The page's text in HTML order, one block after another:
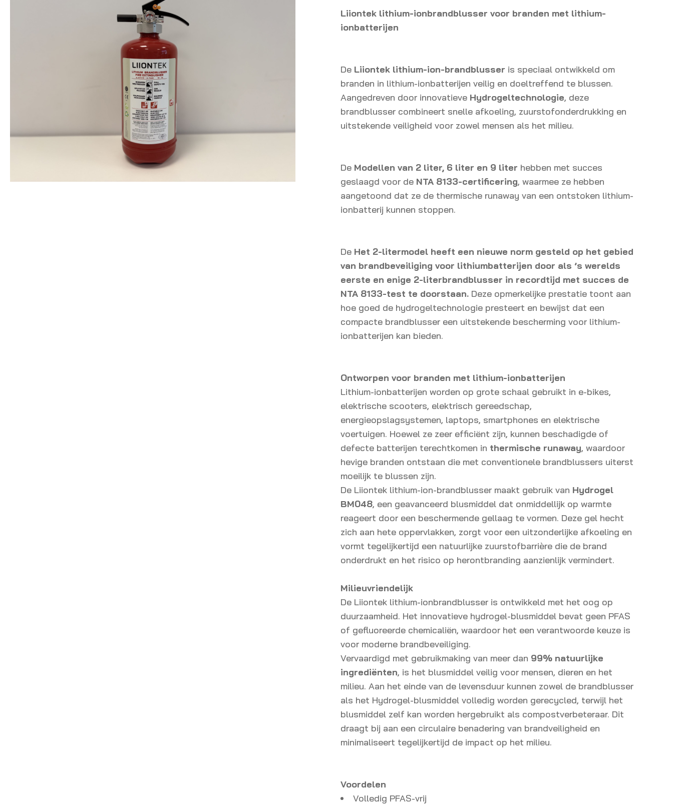
Liiontek lithium-ionbrandblusser voor branden met lithium-
ionbatterijen
De Liiontek lithium-ion-brandblusser is speciaal ontwikkeld om
branden in lithium-ionbatterijen veilig en doeltreffend te blussen.
Aangedreven door innovatieve Hydrogeltechnologie, deze
brandblusser combineert snelle afkoeling, zuurstofonderdrukking en
uitstekende veiligheid voor zowel mensen als het milieu.
De Modellen van 2 liter, 6 liter en 9 liter hebben met succes
geslaagd voor de NTA 8133-certificering, waarmee ze hebben
aangetoond dat ze de thermische runaway van een ontstoken lithium-
ionbatterij kunnen stoppen.
De Het 2-litermodel heeft een nieuwe norm gesteld op het gebied
van brandbeveiliging voor lithiumbatterijen door als ’s werelds
eerste en enige 2-literbrandblusser in recordtijd met succes de
NTA 8133-test te doorstaan. Deze opmerkelijke prestatie toont aan
hoe goed de hydrogeltechnologie presteert en bewijst dat een
compacte brandblusser een uitstekende bescherming voor lithium-
ionbatterijen kan bieden.
Ontworpen voor branden met lithium-ionbatterijen
Lithium-ionbatterijen worden op grote schaal gebruikt in e-bikes,
elektrische scooters, elektrisch gereedschap,
energieopslagsystemen, laptops, smartphones en elektrische
voertuigen. Hoewel ze zeer efficiënt zijn, kunnen beschadigde of
defecte batterijen terechtkomen in thermische runaway, waardoor
hevige branden ontstaan die met conventionele brandblussers uiterst
moeilijk te blussen zijn.
De Liiontek lithium-ion-brandblusser maakt gebruik van Hydrogel
BM048, een geavanceerd blusmiddel dat onmiddellijk op warmte
reageert door een beschermende gellaag te vormen. Deze gel hecht
zich aan hete oppervlakken, zorgt voor een uitzonderlijke afkoeling en
vormt tegelijkertijd een natuurlijke zuurstofbarrière die de brand
onderdrukt en het risico op herontbranding aanzienlijk vermindert.
Milieuvriendelijk
De Liiontek lithium-ionbrandblusser is ontwikkeld met het oog op
duurzaamheid. Het innovatieve hydrogel-blusmiddel bevat geen PFAS
of gefluoreerde chemicaliën, waardoor het een verantwoorde keuze is
voor moderne brandbeveiliging.
Vervaardigd met gebruikmaking van meer dan 99% natuurlijke
ingrediënten, is het blusmiddel veilig voor mensen, dieren en het
milieu. Aan het einde van de levensduur kunnen zowel de brandblusser
als het Hydrogel-blusmiddel volledig worden gerecycled, terwijl het
blusmiddel zelf kan worden hergebruikt als compostverbeteraar. Dit
draagt bij aan een circulaire benadering van brandveiligheid en
minimaliseert tegelijkertijd de impact op het milieu.
Voordelen
Volledig PFAS-vrij